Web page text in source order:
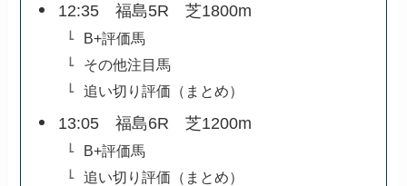
12:35 福島5R 芝1800m
B+評価馬
その他注目馬
追い切り評価（まとめ）
13:05 福島6R 芝1200m
B+評価馬
追い切り評価（まとめ）